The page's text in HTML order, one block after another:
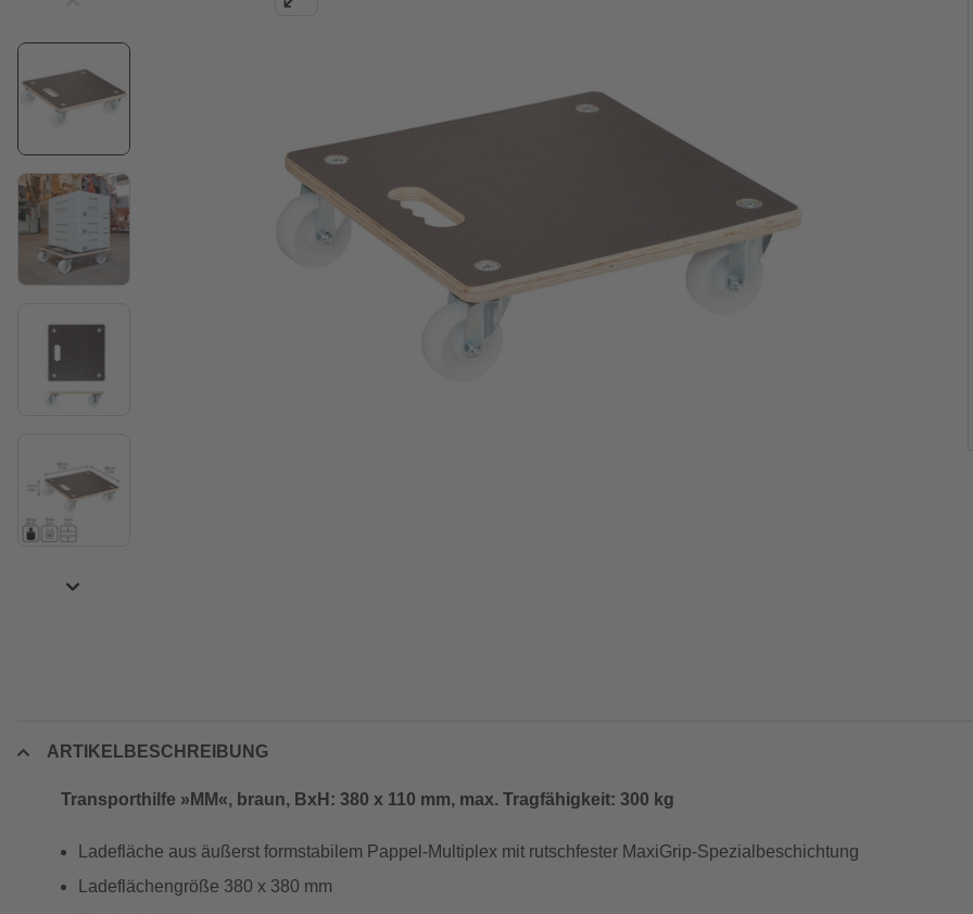
ARTIKELBESCHREIBUNG
Transporthilfe »MM«, braun, BxH: 380 x 110 mm, max. Tragfähigkeit: 300 kg
Ladefläche aus äußerst formstabilem Pappel-Multiplex mit rutschfester MaxiGrip-Spezialbeschichtung
Ladeflächengröße 380 x 380 mm